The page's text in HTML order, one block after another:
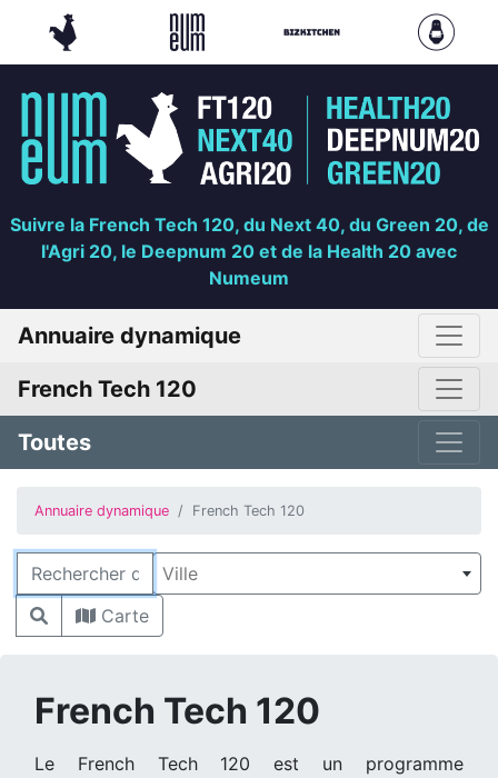
Suivre la French Tech 120, du Next 40, du Green 20, de
l'Agri 20, le Deepnum 20 et de la Health 20 avec
Numeum
Annuaire dynamique
French Tech 120
Toutes
Annuaire dynamique French Tech 120
Rechercher
Ville
Carte
French Tech 120
Le French Tech 120 est un programme